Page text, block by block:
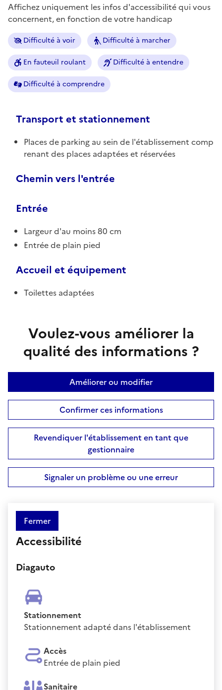
Affichez uniquement les infos d'accessibilité qui vous
concernent, en fonction de votre handicap
Difficulté à voir Difficulté à marcher
En fauteuil roulant Difficulté à entendre
Difficulté à comprendre
Transport et stationnement
Places de parking au sein de l'établissement comp
renant des places adaptées et réservées
Chemin vers l'entrée
Entrée
Largeur d'au moins 80 cm
Entrée de plain pied
Accueil et équipement
Toilettes adaptées
Voulez-vous améliorer la
qualité des informations ?
Améliorer ou modifier
Confirmer ces informations
Revendiquer l'établissement en tant que
gestionnaire
Signaler un problème ou une erreur
Fermer
Accessibilité
Diagauto
Stationnement
Stationnement adapté dans l'établissement
Accès
Entrée de plain pied
Sanitaire